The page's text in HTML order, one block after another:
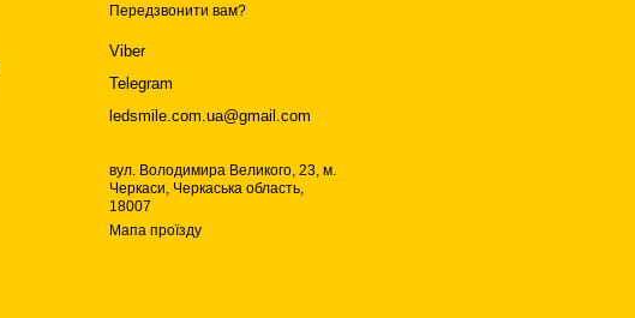
Передзвонити вам?
Viber
Telegram
ledsmile.com.ua@gmail.com
вул. Володимира Великого, 23, м.
Черкаси, Черкаська область,
18007
Мапа проїзду